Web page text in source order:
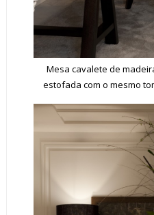
Mesa cavalete de
estofada com o mesmo